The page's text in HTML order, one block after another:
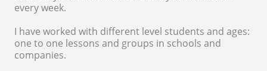
every week.
I have worked with different level students and ages:
one to one lessons and groups in schools and
companies.